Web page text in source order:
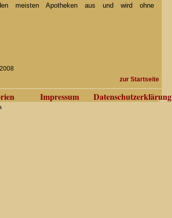
meisten Apotheken aus und wird ohne
zur Startseite
Impressum Datenschutzerklärung